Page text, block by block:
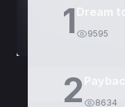
1 9595
2 8634